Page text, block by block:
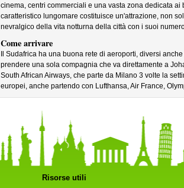
cinema, centri commerciali e una vasta zona dedicata ai
caratteristico lungomare costituisce un'attrazione, non
nevralgico della vita notturna della città con i suoi
Come arrivare
Il Sudafrica ha una buona rete di aeroporti, diversi
prendere una sola compagnia che va direttamente a
South African Airways, che parte da Milano 3 volte la
europei, anche partendo con Lufthansa, Air France,
Risorse utili